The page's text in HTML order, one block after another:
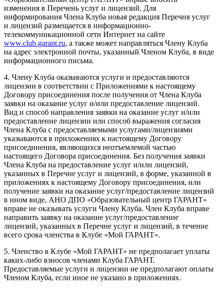
изменения в Перечень услуг и лицензий. Для
информирования Члена Клуба новая редакция Перечня услуг
и лицензий размещается в информационно-
телекоммуникационной сети Интернет на сайте
www.club.garant.ru, а также может направляться Члену Клуба
на адрес электронной почты, указанный Членом Клуба, в виде
информационного письма.
4. Члену Клуба оказываются услуги и предоставляются
лицензии в соответствии с Приложениями к настоящему
Договору присоединения после получения от Члена Клуба
заявки на оказание услуг и/или предоставление лицензий.
Вид и способ направления заявки на оказание услуг и/или
предоставление лицензии или способ выражения согласия
Члена Клуба с предоставляемыми услугами/лицензиями
указываются в приложениях к настоящему Договору
присоединения, являющихся неотъемлемой частью
настоящего Договора присоединения. Без получения заявки
Члена Клуба на предоставление услуг и/или лицензий,
указанных в Перечне услуг и лицензий, в форме, указанной в
приложениях к настоящему Договору присоединения, или
получение заявки на оказание услуг/предоставление лицензий
в ином виде, АНО ДПО «Образовательный центр ГАРАНТ»
вправе не оказывать услуги Члену Клуба. Член Клуба вправе
направить заявку на оказание услуг/предоставление
лицензий, указанных в Перечне услуг и лицензий, в течение
всего срока членства в Клубе «Мой ГАРАНТ».
5. Членство в Клубе «Мой ГАРАНТ» не предполагает уплаты
каких-либо взносов членами Клуба ГАРАНТ.
Предоставляемые услуги и лицензии не предполагают оплаты
Членом Клуба, если иное не указано в приложениях.